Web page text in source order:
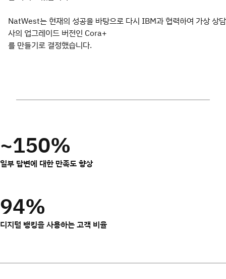
NatWest는 현재의 성공을 바탕으로 다시 IBM과 협력하여 가상 상담
사의 업그레이드 버전인 Cora+
를 만들기로 결정했습니다.
~150%
일부 답변에 대한 만족도 향상
94%
디지털 뱅킹을 사용하는 고객 비율